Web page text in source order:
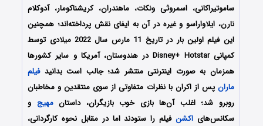
ساموتیراکانی، اسمروثی ونکات، ماهندران، کریشناکومار، آدوکلام
نارن، ایلاواراسو و غیره در آن به ایفای نقش پرداخته‌اند؛ همچنین
این فیلم اولین بار در تاریخ 11 مارس سال 2022 میلادی توسط
کمپانی Disney+ Hotstar در هندوستان، آمریکا و سایر کشورها
همزمان به صورت اینترنتی منتشر شد؛ جالب است بدانیدفیلم
ماران پس از اکران با نظرات متفاوتی از سوی منتقدین و مخاطبان
روبرو شد؛ اغلب آن‌ها بازی خوب بازیگران، داستانمهیج و
سکانس‌هایاکشن فیلم را ستودند اما در مقابل نحوه کارگردانی،